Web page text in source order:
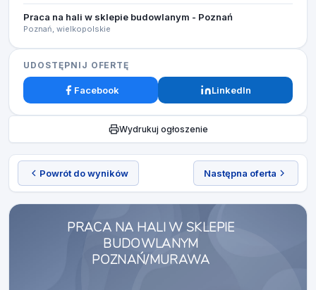
Powrót do wyników Następna oferta
PRACA NA HALI W SKLEPIE
BUDOWLANYM
POZNAŃ/MURAWA
Praca na hali w sklepie budowlanym - Poznań
Poznań, wielkopolskie
UDOSTĘPNIJ OFERTĘ
Facebook LinkedIn
Wydrukuj ogłoszenie